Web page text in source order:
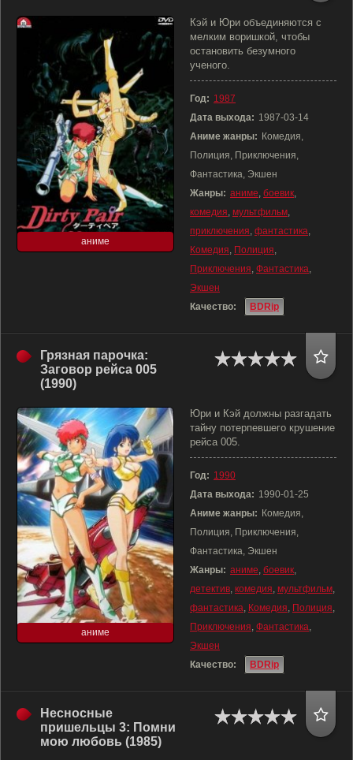
аниме
Кэй и Юри объединяются с
мелким воришкой, чтобы
остановить безумного
ученого.
Год: 1987
Дата выхода: 1987-03-14
Аниме жанры: Комедия,
Полиция, Приключения,
Фантастика, Экшен
Жанры: аниме, боевик,
комедия, мультфильм,
приключения, фантастика,
Комедия, Полиция,
Приключения, Фантастика,
Экшен
Качество:
BDRip
Грязная парочка:
Заговор рейса 005
(1990)
аниме
Юри и Кэй должны разгадать
тайну потерпевшего крушение
рейса 005.
Год: 1990
Дата выхода: 1990-01-25
Аниме жанры: Комедия,
Полиция, Приключения,
Фантастика, Экшен
Жанры: аниме, боевик,
детектив, комедия, мультфильм,
фантастика, Комедия, Полиция,
Приключения, Фантастика,
Экшен
Качество:
BDRip
Несносные
пришельцы 3: Помни
мою любовь (1985)